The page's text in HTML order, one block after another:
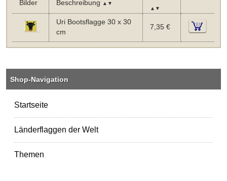
Bilder Beschreibung ▲▼
▲▼
Uri Bootsflagge 30 x 30
cm
7,35 €
Shop-Navigation
Startseite
Länderflaggen der Welt
Themen